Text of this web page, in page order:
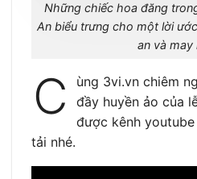
Những chiếc hoa đăng
An biểu trưng cho một lời
an và may
C
ùng 3vi.vn chiêm
đầy huyền ảo của
được kênh youtube
tải nhé.